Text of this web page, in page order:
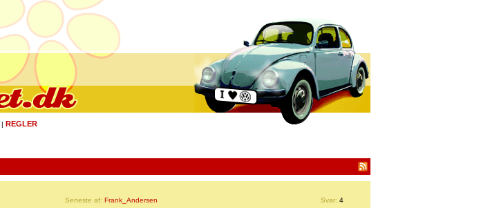
| REGLER
Seneste af: Frank_Andersen Svar: 4